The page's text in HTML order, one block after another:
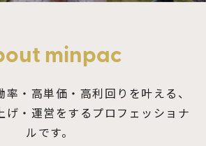
minpac
・高単価・高利回りを叶える、
げ・運営をするプロフェッショナ
ルです。